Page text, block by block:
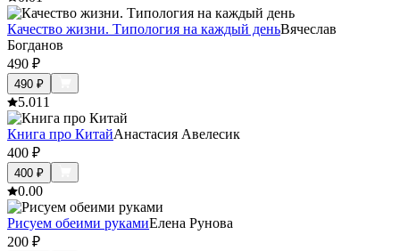
Качество жизни. Типология на каждый деньВячеслав
Богданов
490 ₽
490 ₽
5.011
Книга про КитайАнастасия Авелесик
400 ₽
400 ₽
0.00
Рисуем обеими рукамиЕлена Рунова
200 ₽